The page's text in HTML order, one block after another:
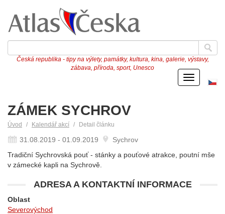
Česká republika - tipy na výlety, památky, kultura, kina, galerie, výstavy,
zábava, příroda, sport, Unesco
Menu
ZÁMEK SYCHROV
Úvod Kalendář akcí Detail článku
31.08.2019 - 01.09.2019
Sychrov
Tradiční Sychrovská pouť - stánky a pouťové atrakce, poutní mše
v zámecké kapli na Sychrově.
ADRESA A KONTAKTNÍ INFORMACE
Oblast
Severovýchod